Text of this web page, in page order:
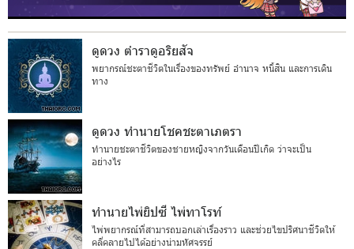
ดูดวง ตำราดูอริยสัจ
พยากรณ์ชะตาชีวิตในเรื่องของทรัพย์ อำนาจ หนี้สิน และการเดิน
ทาง
ดูดวง ทำนายโชคชะตาเภตรา
ทำนายชะตาชีวิตของชายหญิงจากวันเดือนปีเกิด ว่าจะเป็น
อย่างไร
ทำนายไพ่ยิปซี ไพ่ทาโรท์
ไพ่พยากรณ์ที่สามารถบอกเล่าเรื่องราว และช่วยไขปริศนาชีวิตให้
คลี่คลายไปได้อย่างน่ามหัศจรรย์